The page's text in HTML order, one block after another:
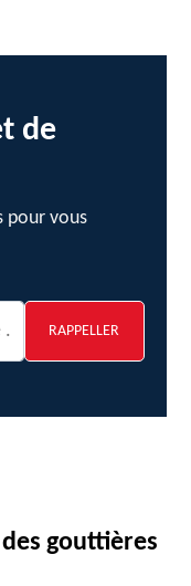
de
pour vous
gouttières